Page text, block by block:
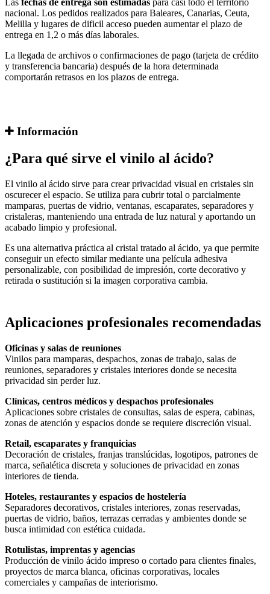
nacional. Los pedidos realizados para Baleares, Canarias, Ceuta,
Melilla y lugares de dificil acceso pueden aumentar el plazo de
entrega en 1,2 o más días laborales.
La llegada de archivos o confirmaciones de pago (tarjeta de crédito
y transferencia bancaria) después de la hora determinada
comportarán retrasos en los plazos de entrega.
Información
¿Para qué sirve el vinilo al ácido?
El vinilo al ácido sirve para crear privacidad visual en cristales sin
oscurecer el espacio. Se utiliza para cubrir total o parcialmente
mamparas, puertas de vidrio, ventanas, escaparates, separadores y
cristaleras, manteniendo una entrada de luz natural y aportando un
acabado limpio y profesional.
Es una alternativa práctica al cristal tratado al ácido, ya que permite
conseguir un efecto similar mediante una película adhesiva
personalizable, con posibilidad de impresión, corte decorativo y
retirada o sustitución si la imagen corporativa cambia.
Aplicaciones profesionales recomendadas
Oficinas y salas de reuniones
Vinilos para mamparas, despachos, zonas de trabajo, salas de
reuniones, separadores y cristales interiores donde se necesita
privacidad sin perder luz.
Clínicas, centros médicos y despachos profesionales
Aplicaciones sobre cristales de consultas, salas de espera, cabinas,
zonas de atención y espacios donde se requiere discreción visual.
Retail, escaparates y franquicias
Decoración de cristales, franjas translúcidas, logotipos, patrones de
marca, señalética discreta y soluciones de privacidad en zonas
interiores de tienda.
Hoteles, restaurantes y espacios de hostelería
Separadores decorativos, cristales interiores, zonas reservadas,
puertas de vidrio, baños, terrazas cerradas y ambientes donde se
busca intimidad con estética cuidada.
Rotulistas, imprentas y agencias
Producción de vinilo ácido impreso o cortado para clientes finales,
proyectos de marca blanca, oficinas corporativas, locales
comerciales y campañas de interiorismo.